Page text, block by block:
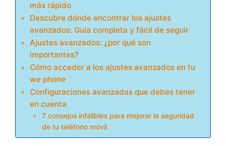
más rápido
Descubre dónde encontrar los ajustes
avanzados: Guía completa y fácil de seguir
Ajustes avanzados: ¿por qué son
importantes?
Cómo acceder a los ajustes avanzados en tu
we phone
Configuraciones avanzadas que debes tener
en cuenta
7 consejos infalibles para mejorar la seguridad
de tu teléfono móvil